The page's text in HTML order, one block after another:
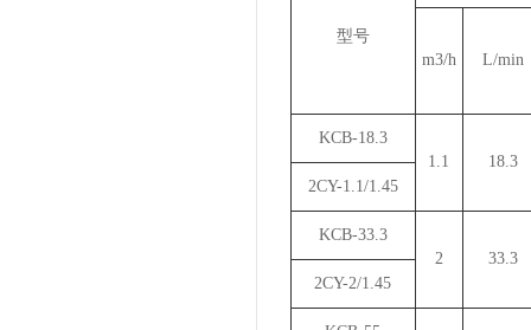
型号
m3/h L/min
KCB-18.3
1.1
18.3
2CY-1.1/1.45
KCB-33.3
2
33.3
2CY-2/1.45